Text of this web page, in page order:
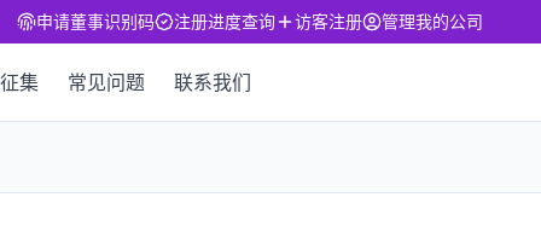
申请董事识别码 注册进度查询 访客注册 管理我的公司
集 常见问题 联系我们